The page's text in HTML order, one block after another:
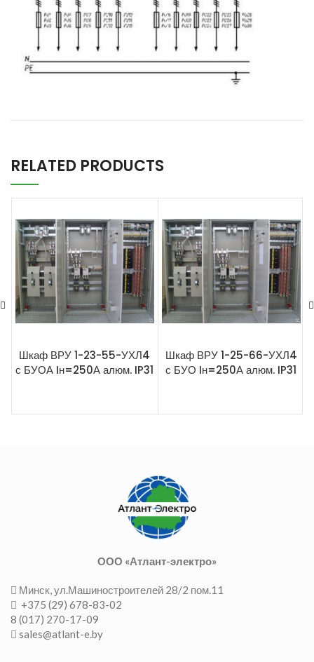
RELATED PRODUCTS
Шкаф ВРУ 1-23-55-УХЛ4
с БУОА Iн=250А алюм. IP31
Шкаф ВРУ 1-25-66-УХЛ4
с БУО Iн=250А алюм. IP31
ООО «Атлант-электро»
Минск, ул.Машиностроителей 28/2 пом.11
+375 (29) 678-83-02
8 (017) 270-17-09
sales@atlant-e.by